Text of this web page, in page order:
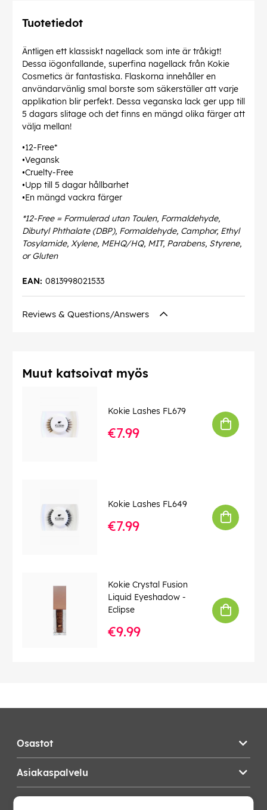
Tuotetiedot
Äntligen ett klassiskt nagellack som inte är tråkigt!
Dessa iögonfallande, superfina nagellack från Kokie
Cosmetics är fantastiska. Flaskorna innehåller en
användarvänlig smal borste som säkerställer att varje
applikation blir perfekt. Dessa veganska lack ger upp till
5 dagars slitage och det finns en mängd olika färger att
välja mellan!
•12-Free*
•Vegansk
•Cruelty-Free
•Upp till 5 dagar hållbarhet
•En mängd vackra färger
*12-Free = Formulerad utan Toulen, Formaldehyde,
Dibutyl Phthalate (DBP), Formaldehyde, Camphor, Ethyl
Tosylamide, Xylene, MEHQ/HQ, MIT, Parabens, Styrene,
or Gluten
0813998021533
EAN:
Reviews & Questions/Answers
Muut katsoivat myös
Kokie Lashes FL679
€7.99
Kokie Lashes FL649
€7.99
Kokie Crystal Fusion
Liquid Eyeshadow -
Eclipse
€9.99
Osastot
Asiakaspalvelu